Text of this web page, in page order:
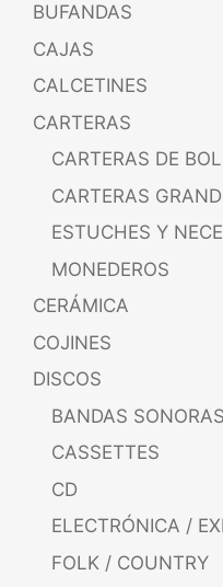
BUFANDAS
CAJAS
CALCETINES
CARTERAS
CARTERAS DE
CARTERAS
ESTUCHES Y
MONEDEROS
CERÁMICA
COJINES
DISCOS
BANDAS SONORAS
CASSETTES
CD
ELECTRÓNICA /
FOLK / COUNTRY